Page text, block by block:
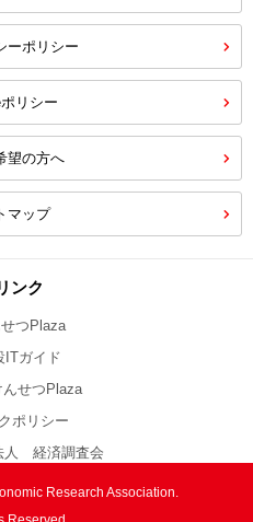
ーポリシー
リシー
望の方へ
マップ
ンク
つPlaza
ITガイド
んせつPlaza
ポリシー
人 経済調査会
Research Association.